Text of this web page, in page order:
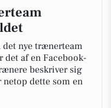
det nye trænerteam
det af en Facebook-
beskriver sig
netop dette som en